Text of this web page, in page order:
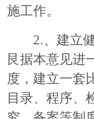
施工作。
2.、建立健
艮据本意见进
度，建立一套
目录、程序、